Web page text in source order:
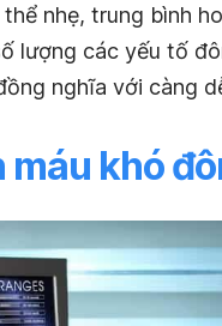
nhẹ, trung bình
lượng các yếu tố
nghĩa với càng
máu khó